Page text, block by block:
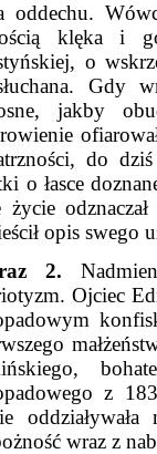
oddechu.
klęka i
o
Gdy
jakby
do
o łasce
życie
opis swego
2.
Ojciec
z
wraz z